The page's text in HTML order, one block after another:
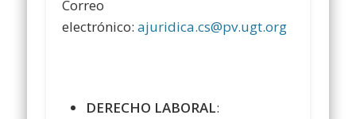
Correo
electrónico:ajuridica.cs@pv.ugt.org
DERECHO LABORAL: